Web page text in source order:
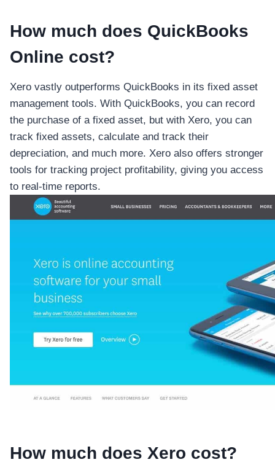
How much does QuickBooks
Online cost?
Xero vastly outperforms QuickBooks in its fixed asset
management tools. With QuickBooks, you can record
the purchase of a fixed asset, but with Xero, you can
track fixed assets, calculate and track their
depreciation, and much more. Xero also offers stronger
tools for tracking project profitability, giving you access
to real-time reports.
How much does Xero cost?